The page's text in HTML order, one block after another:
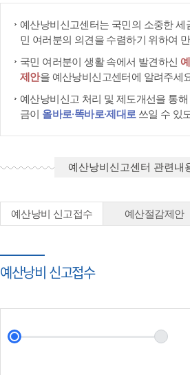
예산낭비신고센터는 국민의 소중한 세
민 여러분의 의견을 수렴하기 위하여
국민 여러분이 생활 속에서 발견하신
제안을 예산낭비신고센터에 알려주세
예산낭비신고 처리 및 제도개선을 통
금이 올바로·똑바로·제대로 쓰일 수 있
예산낭비신고센터 관련내
예산낭비 신고접수 예산절감제안
예산낭비 신고접수